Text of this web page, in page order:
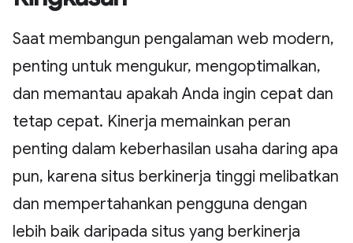
Saat membangun pengalaman web modern,
penting untuk mengukur, mengoptimalkan,
dan memantau apakah Anda ingin cepat dan
tetap cepat. Kinerja memainkan peran
penting dalam keberhasilan usaha daring apa
pun, karena situs berkinerja tinggi melibatkan
dan mempertahankan pengguna dengan
lebih baik daripada situs yang berkinerja